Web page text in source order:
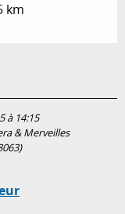
km
à 14:15
& Merveilles
)